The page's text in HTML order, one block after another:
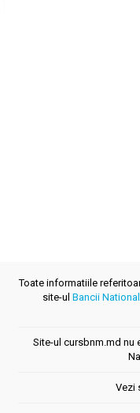
Toate informatiile
site-ul Bancii
Site-ul cursbnm.md nu
Vezi